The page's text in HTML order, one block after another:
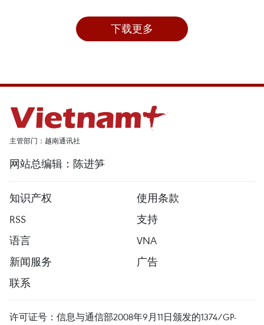
下载更多
主管部门：越南通讯社
网站总编辑：陈进笋
知识产权
使用条款
RSS
支持
语言
VNA
新闻服务
广告
联系
许可证号：信息与通信部2008年9月11日颁发的1374/GP-